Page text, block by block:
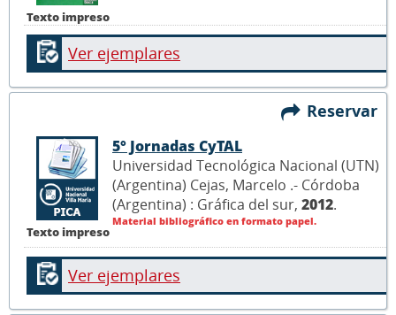
Texto impreso
Ver ejemplares
Reservar
Texto impreso
5° Jornadas CyTAL
Universidad Tecnológica Nacional (UTN)
(Argentina) Cejas, Marcelo .- Córdoba
(Argentina) : Gráfica del sur, 2012.
Material bibliográfico en formato papel.
Ver ejemplares